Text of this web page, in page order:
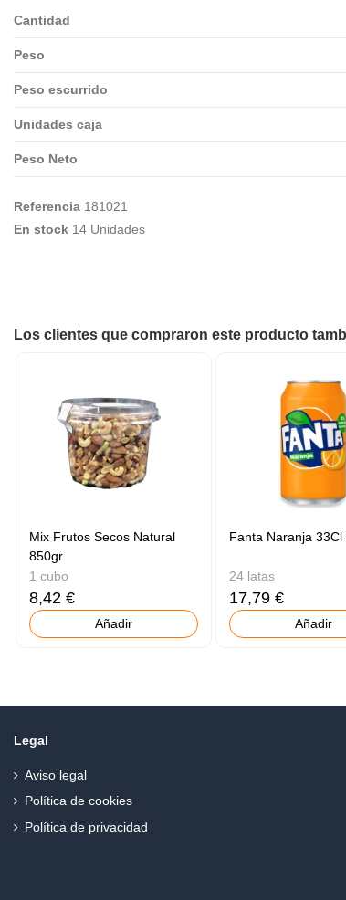
Cantidad
Peso
Peso escurrido
Unidades caja
Peso Neto
Referencia 181021
En stock 14 Unidades
Los clientes que compraron este producto
Mix Frutos Secos Natural
850gr
1 cubo
8,42 €
Añadir
Fanta Naranja 33Cl
24 latas
17,79 €
Añadir
Legal
Aviso legal
Política de cookies
Política de privacidad